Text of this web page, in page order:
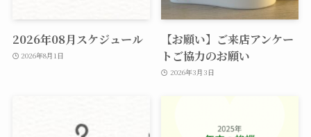
2026年08月スケジュール
2026年8月1日
【お願い】ご来店アンケー
トご協力のお願い
2026年3月3日